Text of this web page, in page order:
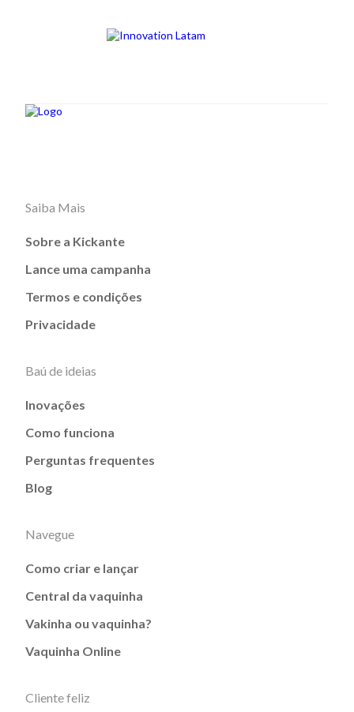
Saiba Mais
Sobre a Kickante
Lance uma campanha
Termos e condições
Privacidade
Baú de ideias
Inovações
Como funciona
Perguntas frequentes
Blog
Navegue
Como criar e lançar
Central da vaquinha
Vakinha ou vaquinha?
Vaquinha Online
Cliente feliz